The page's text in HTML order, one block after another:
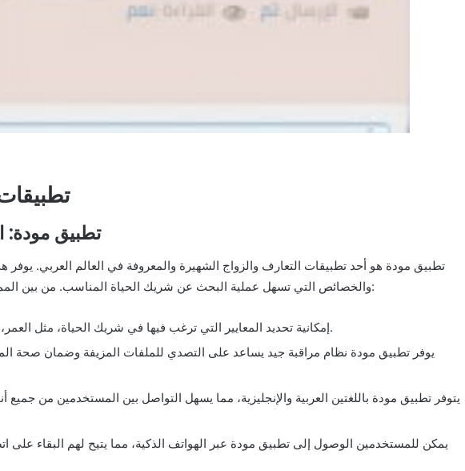
تطبيق مودة:
تطبيق مودة هو أحد تطبيقات التعارف والزواج الشهيرة والمعروفة في العالم العربي. يوفر
والخصائص التي تسهل عملية البحث عن شريك الحياة المناسب. من بين المميزات التي يقدمها تطبيق مودة:
إمكانية تحديد المعايير التي ترغب فيها في شريك الحياة، مثل العمر، المؤهل العلمي، والمكان.
يوفر تطبيق مودة نظام مراقبة جيد يساعد على التصدي للملفات المزيفة وضمان صحة
يتوفر تطبيق مودة باللغتين العربية والإنجليزية، مما يسهل التواصل بين المستخدمين من جميع
يمكن للمستخدمين الوصول إلى تطبيق مودة عبر الهواتف الذكية، مما يتيح لهم البقاء